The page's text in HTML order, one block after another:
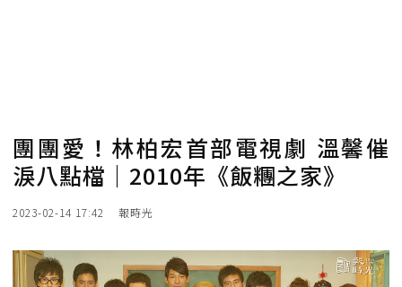
團團愛！林柏宏首部電視劇 溫馨催
淚八點檔｜2010年《飯糰之家》
2023-02-14 17:42 報時光